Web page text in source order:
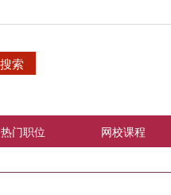
热门职位 网校课程